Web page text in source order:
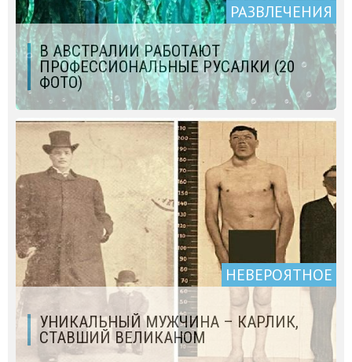
РАЗВЛЕЧЕНИЯ
В АВСТРАЛИИ РАБОТАЮТ
ПРОФЕССИОНАЛЬНЫЕ РУСАЛКИ (20
ФОТО)
НЕВЕРОЯТНОЕ
УНИКАЛЬНЫЙ МУЖЧИНА – КАРЛИК,
СТАВШИЙ ВЕЛИКАНОМ